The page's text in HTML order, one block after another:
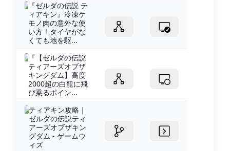
『ゼルダの伝説 テ
ィアキン』冷凍ケ
モノ肉の意外な使
い方！タイヤがな
くても地を駆...
『【ゼルダの伝説
ティアーズオブザ
キングダム】高度
2000超の白龍に飛
び乗るポイン...
ティアキン攻略｜
ゼルダの伝説ティ
アーズオブザキン
グダム - ゲームウ
ィズ